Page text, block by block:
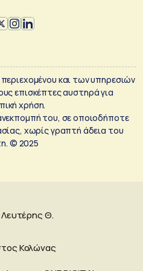
και των υπηρεσιών
επισκέπτες αυστηρά για
χρήση.
του, σε οποιοδήποτε
χωρίς γραπτή άδεια του
© 2025
Λευτέρης Θ.
Κολώνας